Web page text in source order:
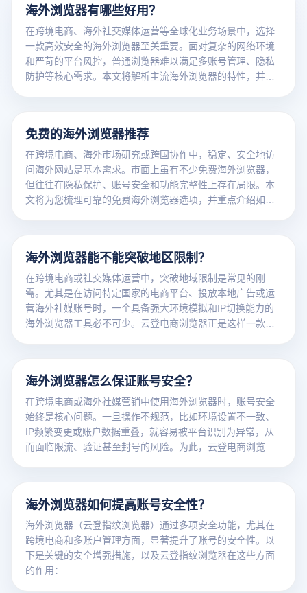
海外浏览器有哪些好用？
在跨境电商、海外社交媒体运营等全球化业务场景中，选择
一款高效安全的海外浏览器至关重要。面对复杂的网络环境
和严苛的平台风控，普通浏览器难以满足多账号管理、隐私
防护等核心需求。本文将解析主流海外浏览器的特性，并重
免费的海外浏览器推荐
在跨境电商、海外市场研究或跨国协作中，稳定、安全地访
问海外网站是基本需求。市面上虽有不少免费海外浏览器，
但往往在隐私保护、账号安全和功能完整性上存在局限。本
文将为您梳理可靠的免费海外浏览器选项，并重点介绍如何
海外浏览器能不能突破地区限制？
在跨境电商或社交媒体运营中，突破地域限制是常见的刚
需。尤其是在访问特定国家的电商平台、投放本地广告或运
营海外社媒账号时，一个具备强大环境模拟和IP切换能力的
海外浏览器工具必不可少。云登电商浏览器正是这样一款专
海外浏览器怎么保证账号安全？
在跨境电商或海外社媒营销中使用海外浏览器时，账号安全
始终是核心问题。一旦操作不规范，比如环境设置不一致、
IP频繁变更或账户数据重叠，就容易被平台识别为异常，从
而面临限流、验证甚至封号的风险。为此，云登电商浏览器
海外浏览器如何提高账号安全性？
海外浏览器（云登指纹浏览器）通过多项安全功能，尤其在
跨境电商和多账户管理方面，显著提升了账号的安全性。以
下是关键的安全增强措施，以及云登指纹浏览器在这些方面
的作用：